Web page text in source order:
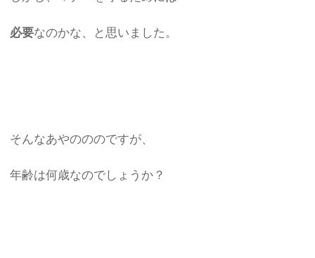
必要なのかな、と思いました。
そんなあやのののですが、
年齢は何歳なのでしょうか？